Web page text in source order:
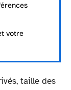
votre
taille des